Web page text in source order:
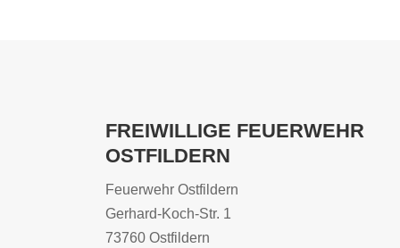
FREIWILLIGE FEUERWEHR
OSTFILDERN
Feuerwehr Ostfildern
Gerhard-Koch-Str. 1
73760 Ostfildern